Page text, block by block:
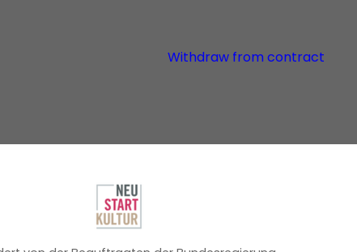
Withdraw from contract